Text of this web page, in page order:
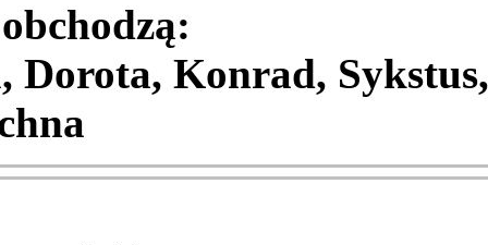
Konrad, Sykstus,